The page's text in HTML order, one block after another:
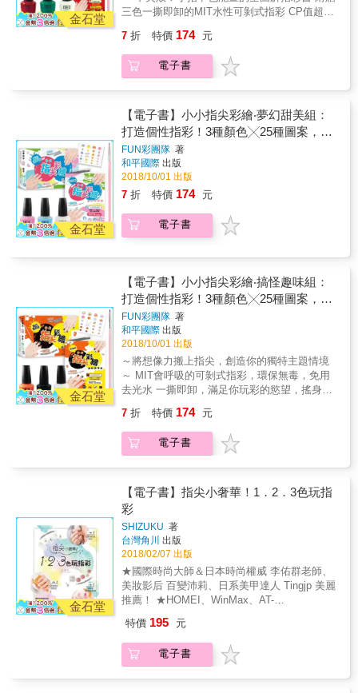
現真我，跟著和田小姐學會運用自身優勢成為
金石堂
三色一撕即卸的MIT水性可剝式指彩 CP值超
樣上市】 ◆ 聖誕老人最經典的帽子怎麼畫？四
步驟就可以畫出可愛的三角帽及蓬鬆的毛球 ◆
一定要會的聖誕樹其實不需複雜技巧，一點巧
只要三個步驟馬上擁有 ◆ 圓圓胖胖的雪人總令
人想抱個滿懷！教你畫出自己的雪人夥伴，陪
你度過整個冬天 ◆ 畫一個可愛的迷你花圈意外
簡單，小巧精緻的模樣保證令你愛不釋手！
以三種節慶色系：溫暖紅、聖誕綠、冰雪白，
設計小指甲也能畫的全新主題，Q萌創意圖案令
人難以抗拒！ 面對無數的指彩不知道該如何選
色？要畫什麼圖案腦袋一片空白？擔心指彩的
有機溶劑會傷害身體？ 如果你有上述的疑慮，
不要猶豫了，這裡將有你的解藥！ ★ 照著步驟
就可以畫出來的圖解書，25種小指甲也能畫的
欲變化圖案的MIT無毒水性可剝式指彩，
CHECK！ ★ 協助畫出各種小圖案的萬用指甲
彩繪筆，CHECK！ ★ 想要加上更多可愛的圖
案點綴指甲嗎？45款小指甲也能貼的指甲貼
紙，CHECK！ 小小一盒大大滿足，所有指甲彩
繪需要的必備元素都為你準備齊全了，放膽玩
色吧！ 讓你激發無限想像、喚起好奇心、迸發
無限創造力，打造專屬指上主題樂園，輕鬆快
✓25種超萌圖案全圖解指彩書 ✓3色MIT無毒水
性可剝式指彩：溫暖紅、聖誕綠、冰雪白 ✓45
款超可愛小指甲專用指甲貼紙1張 ✓1支萬用指
甲彩繪筆 【MIT無毒水性可剝式指彩特色】 ✓
台灣品牌製造 MIT在地品牌，品質有保障，通
過ST檢驗合格。 ✓色彩飽和，快乾持久 色彩
可愛繽紛，飽和度升級。快速乾燥的優點，縮
短了等待的時間。 ✓質地輕薄，一撕即卸 塗
上健康水性可剝式指甲油，等待全乾後，就可
以整片直接撕除，不需要使用去光水！ ✓成分
天然，無刺鼻異味 天然的水性配方，離子
水、樹脂、天然礦物質色漿，完全沒有刺鼻味
道，適合孕婦兒童，健康安全。 本書特色 ★
小指甲也能畫的超簡易圖案全彩圖解 大小指甲
都能畫的超萌圖案，看著步驟就會畫，自己獨
力操作也能成功創造獨特可愛的指甲彩繪圖
案，成就感爆棚！ ★ 一次擁有指甲彩繪所需工
具 內附無毒水性可剝式指彩、指甲彩繪筆及可
7 折 特價 174 元
電子書
金石堂
【電子書】小小指尖彩繪‧夢幻甜美組：
打造個性指彩！3種顏色╳25種圖案，加
乘迸發無限想像！
FUN彩團隊 著
和平國際 出版
2018/10/01 出版
7 折 特價 174 元
電子書
金石堂
【電子書】小小指尖彩繪‧搞怪趣味組：
打造個性指彩！3種顏色╳25種圖案，加
乘迸發無限想像！
FUN彩團隊 著
和平國際 出版
2018/10/01 出版
～將想像力搬上指尖，創造你的獨特主題情境
～ MIT會呼吸的可剝式指彩，環保無毒，免用
去光水 一撕即卸，滿足你玩彩的慾望，搖身又
色？要畫什麼圖案腦袋一片空白？擔心指彩的
有機溶劑會傷害身體？ 如果你有上述的疑慮，
不要猶豫了，這裡將有你的解藥！ 一撕即卸，
驟就可以畫出來的圖解書，CHECK！ 協助畫出
各種小圖案的萬用指甲彩繪筆，CHECK！ 想要
加上更多可愛的圖案點綴指甲嗎？45種小指甲
專屬的指甲貼紙，CHECK！ 小小一盒大大滿
足，所有指甲彩繪需要的必備元素都為你準備
齊全了，放膽玩色吧！ 讓你激發無限想像、喚
起好奇心、迸發無限創造力，打造專屬指上主
題樂園，輕鬆快樂玩指繪沒問題。 【MIT無毒
水性可剝式指彩特色】 ✓台灣品牌製造 MIT
在地品牌，品質有保障，通過ST檢驗合格。 ✓
升級。快速乾燥的優點，縮短了等待的時間。
✓質地輕薄，一撕即卸 塗上健康水性可剝式
指甲油，等待全乾後，就可以整片直接撕除，
7 折 特價 174 元
電子書
金石堂
【電子書】指尖小奢華！1．2．3色玩指
彩
SHIZUKU 著
台灣角川 出版
2018/02/07 出版
★國際時尚大師＆日本時尚權威 李佑群老師、
美妝影后 百變沛莉、日系美甲達人 Tingjp 美麗
推薦！ ★HOMEI、WinMax、AT-
本現正流行的純淨感指彩 ★100餘款設計指彩
完整公開！獨創畫法，讓妳只要照著做就能擁
有令人秒讚的美麗指尖！ & ０色就能超時尚，
特價 195 元
電子書